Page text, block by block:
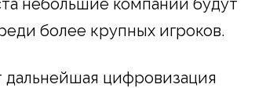
небольшие компании будут
более крупных игроков.
цифровизация